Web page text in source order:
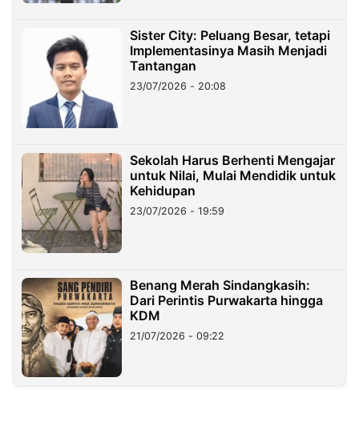
Sister City: Peluang Besar, tetapi
Implementasinya Masih Menjadi
Tantangan
23/07/2026 - 20:08
Sekolah Harus Berhenti Mengajar
untuk Nilai, Mulai Mendidik untuk
Kehidupan
23/07/2026 - 19:59
Benang Merah Sindangkasih:
Dari Perintis Purwakarta hingga
KDM
21/07/2026 - 09:22